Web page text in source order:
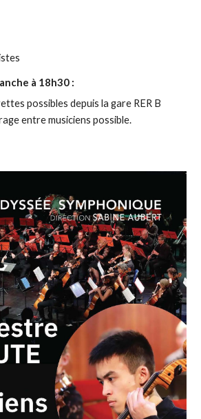
à 18h30 :
possibles depuis la gare RER B
entre musiciens possible.